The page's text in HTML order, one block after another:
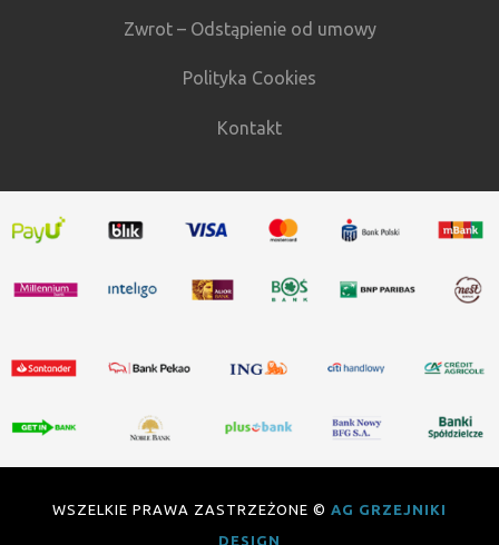
Zwrot – Odstąpienie od umowy
Polityka Cookies
Kontakt
WSZELKIE PRAWA ZASTRZEŻONE © AG GRZEJNIKI
DESIGN